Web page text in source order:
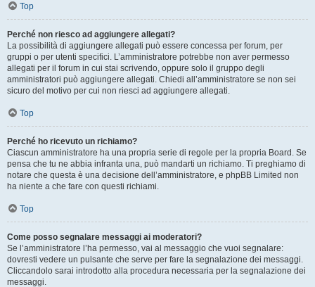
Top
Perché non riesco ad aggiungere allegati?
La possibilità di aggiungere allegati può essere concessa per forum, per
gruppi o per utenti specifici. L’amministratore potrebbe non aver permesso
allegati per il forum in cui stai scrivendo, oppure solo il gruppo degli
amministratori può aggiungere allegati. Chiedi all’amministratore se non sei
sicuro del motivo per cui non riesci ad aggiungere allegati.
Top
Perché ho ricevuto un richiamo?
Ciascun amministratore ha una propria serie di regole per la propria Board. Se
pensa che tu ne abbia infranta una, può mandarti un richiamo. Ti preghiamo di
notare che questa è una decisione dell’amministratore, e phpBB Limited non
ha niente a che fare con questi richiami.
Top
Come posso segnalare messaggi ai moderatori?
Se l’amministratore l’ha permesso, vai al messaggio che vuoi segnalare:
dovresti vedere un pulsante che serve per fare la segnalazione dei messaggi.
Cliccandolo sarai introdotto alla procedura necessaria per la segnalazione dei
messaggi.